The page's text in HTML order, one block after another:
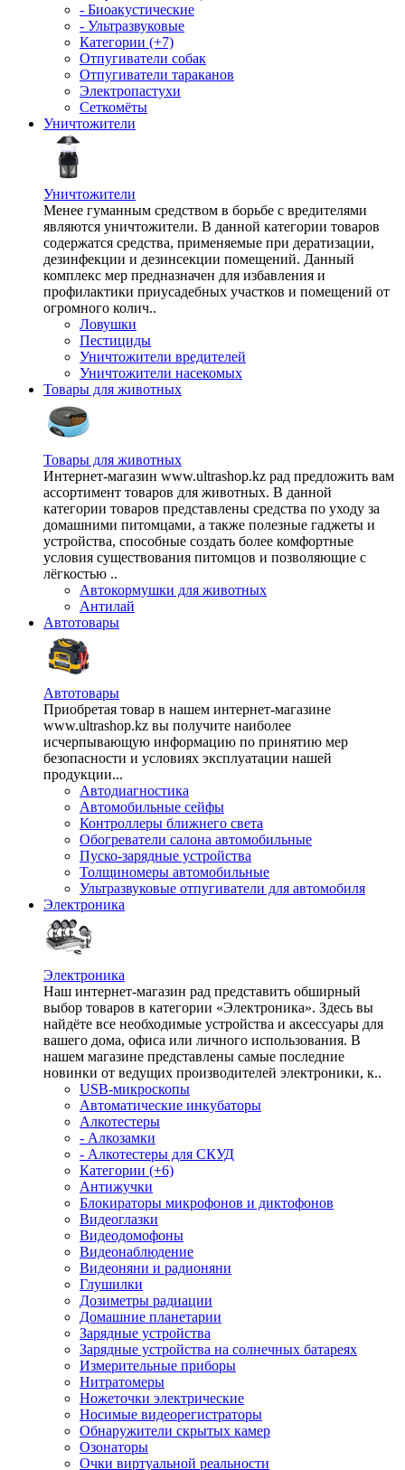
- Биоакустические
- Ультразвуковые
Категории (+7)
Отпугиватели собак
Отпугиватели тараканов
Электропастухи
Сеткомёты
Уничтожители
Уничтожители
Менее гуманным средством в борьбе с вредителями
являются уничтожители. В данной категории товаров
содержатся средства, применяемые при дератизации,
дезинфекции и дезинсекции помещений. Данный
комплекс мер предназначен для избавления и
профилактики приусадебных участков и помещений от
огромного колич..
Ловушки
Пестициды
Уничтожители вредителей
Уничтожители насекомых
Товары для животных
Товары для животных
Интернет-магазин www.ultrashop.kz рад предложить вам
ассортимент товаров для животных. В данной
категории товаров представлены средства по уходу за
домашними питомцами, а также полезные гаджеты и
устройства, способные создать более комфортные
условия существования питомцов и позволяющие с
лёгкостью ..
Автокормушки для животных
Антилай
Автотовары
Автотовары
Приобретая товар в нашем интернет-магазине
www.ultrashop.kz вы получите наиболее
исчерпывающую информацию по принятию мер
безопасности и условиях эксплуатации нашей
продукции...
Автодиагностика
Автомобильные сейфы
Контроллеры ближнего света
Обогреватели салона автомобильные
Пуско-зарядные устройства
Толщиномеры автомобильные
Ультразвуковые отпугиватели для автомобиля
Электроника
Электроника
Наш интернет-магазин рад представить обширный
выбор товаров в категории «Электроника». Здесь вы
найдёте все необходимые устройства и аксессуары для
вашего дома, офиса или личного использования. В
нашем магазине представлены самые последние
новинки от ведущих производителей электроники, к..
USB-микроскопы
Автоматические инкубаторы
Алкотестеры
- Алкозамки
- Алкотестеры для СКУД
Категории (+6)
Антижучки
Блокираторы микрофонов и диктофонов
Видеоглазки
Видеодомофоны
Видеонаблюдение
Видеоняни и радионяни
Глушилки
Дозиметры радиации
Домашние планетарии
Зарядные устройства
Зарядные устройства на солнечных батареях
Измерительные приборы
Нитратомеры
Ножеточки электрические
Носимые видеорегистраторы
Обнаружители скрытых камер
Озонаторы
Очки виртуальной реальности